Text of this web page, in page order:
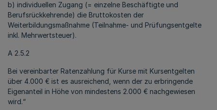
b) individuellen Zugang (= einzelne Beschäftigte und
Berufsrückkehrende) die Bruttokosten der
Weiterbildungsmaßnahme (Teilnahme- und Prüfungsentgelte
inkl. Mehrwertsteuer).
A 2.5.2
Bei vereinbarter Ratenzahlung für Kurse mit Kursentgelten
über 4.000 € ist es ausreichend, wenn der zu erbringende
Eigenanteil in Höhe von mindestens 2.000 € nachgewiesen
wird.“